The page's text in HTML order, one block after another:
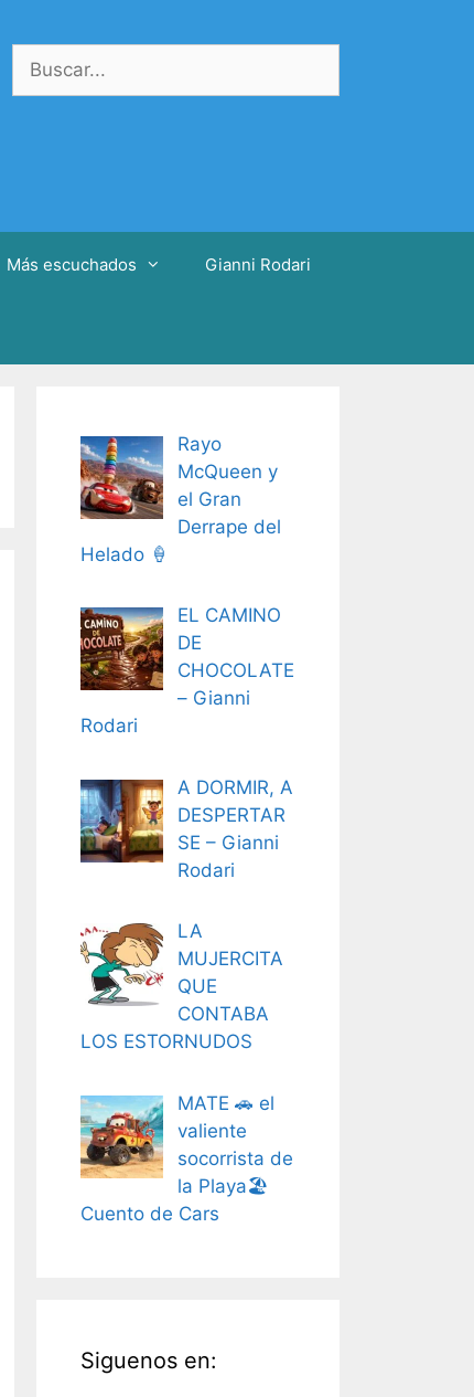
Buscar:
Más escuchados Gianni Rodari
Rayo
McQueen y
el Gran
Derrape del
Helado 🍦
EL CAMINO
DE
CHOCOLATE
– Gianni
Rodari
A DORMIR, A
DESPERTAR
SE – Gianni
Rodari
LA
MUJERCITA
QUE
CONTABA
LOS ESTORNUDOS
MATE 🚗 el
valiente
socorrista de
la Playa🏖️
Cuento de Cars
Siguenos en: